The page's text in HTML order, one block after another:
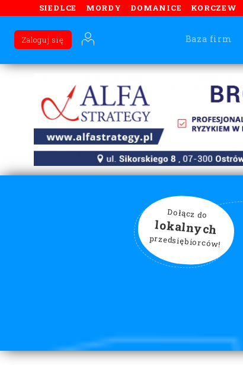
SIEDLCE MORDY DOMANICE KORCZEW
Baza firm
Zaloguj się
Dołącz do
lokalnych
przedsiębiorców!